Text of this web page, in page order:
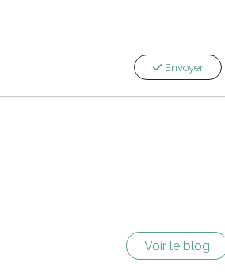
Envoyer
Voir le blog